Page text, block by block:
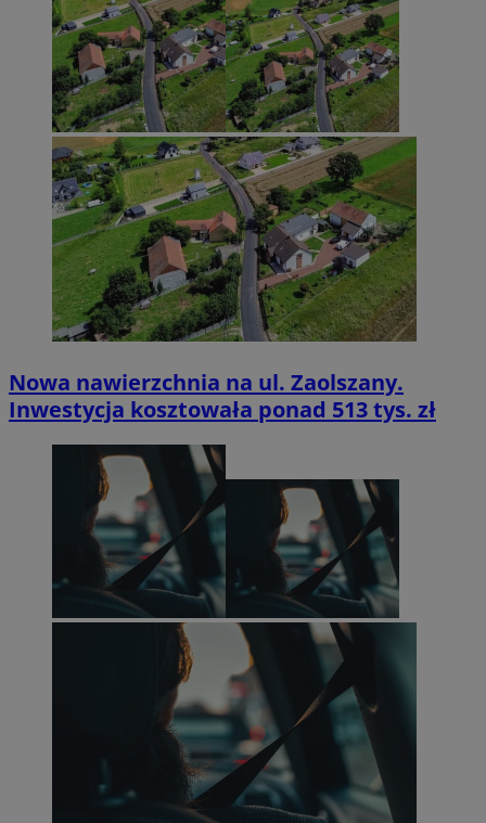
Nowa nawierzchnia na ul. Zaolszany.
Inwestycja kosztowała ponad 513 tys. zł